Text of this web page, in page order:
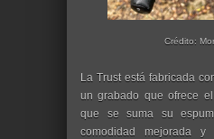
Crédito:
La Trust está fabricada
un grabado que ofrece
que se suma su
comodidad mejorada